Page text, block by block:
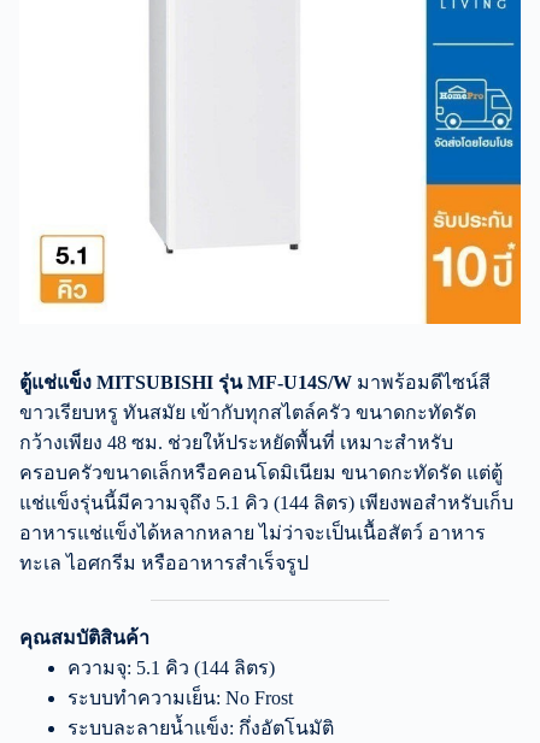
ตู้แช่แข็ง MITSUBISHI รุ่น MF-U14S/W มาพร้อมดีไซน์สี
ขาวเรียบหรู ทันสมัย เข้ากับทุกสไตล์ครัว ขนาดกะทัดรัด
กว้างเพียง 48 ซม. ช่วยให้ประหยัดพื้นที่ เหมาะสำหรับ
ครอบครัวขนาดเล็กหรือคอนโดมิเนียม ขนาดกะทัดรัด แต่ตู้
แช่แข็งรุ่นนี้มีความจุถึง 5.1 คิว (144 ลิตร) เพียงพอสำหรับเก็บ
อาหารแช่แข็งได้หลากหลาย ไม่ว่าจะเป็นเนื้อสัตว์ อาหาร
ทะเล ไอศกรีม หรืออาหารสำเร็จรูป
คุณสมบัติสินค้า
ความจุ: 5.1 คิว (144 ลิตร)
ระบบทำความเย็น: No Frost
ระบบละลายน้ำแข็ง: กึ่งอัตโนมัติ